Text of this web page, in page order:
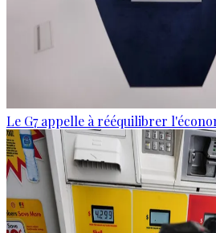
Le G7 appelle à rééquilibrer